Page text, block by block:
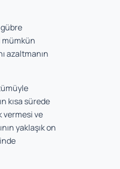
mümkün
azaltmanın
kısa sürede
vermesi ve
yaklaşık on